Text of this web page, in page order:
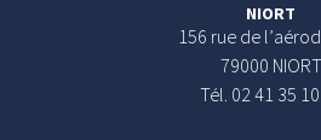
NIORT
156 rue de
79000 NIORT
Tél. 02 41 35